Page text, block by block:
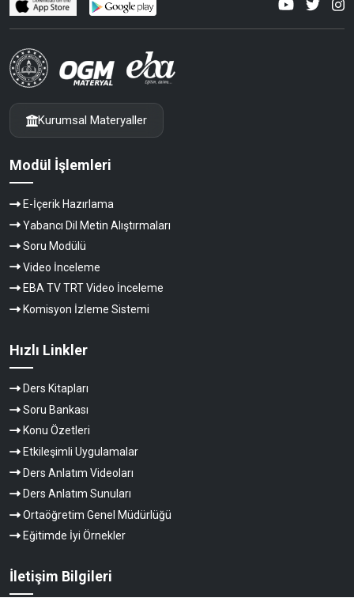
Kurumsal Materyaller
Modül İşlemleri
E-İçerik Hazırlama
Yabancı Dil Metin Alıştırmaları
Soru Modülü
Video İnceleme
EBA TV TRT Video İnceleme
Komisyon İzleme Sistemi
Hızlı Linkler
Ders Kitapları
Soru Bankası
Konu Özetleri
Etkileşimli Uygulamalar
Ders Anlatım Videoları
Ders Anlatım Sunuları
Ortaöğretim Genel Müdürlüğü
Eğitimde İyi Örnekler
İletişim Bilgileri